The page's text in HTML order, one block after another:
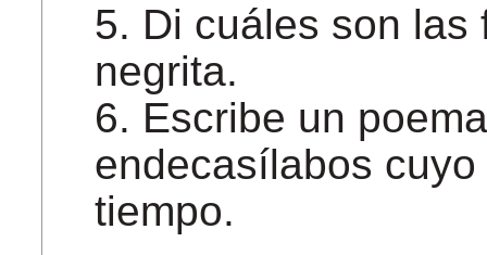
5. Di cuáles son las
negrita.
6. Escribe un
endecasílabos
tiempo.